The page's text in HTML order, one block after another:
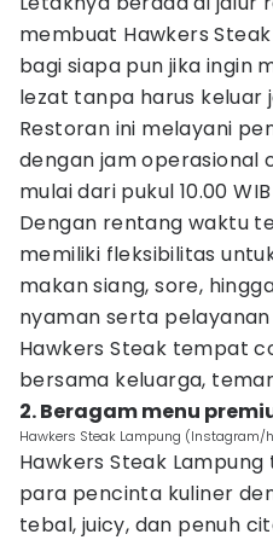
membuat Hawkers
bagi siapa pun jika ingin
lezat tanpa harus keluar
Restoran ini melayani
dengan jam operasional
mulai dari pukul 10.00
Dengan rentang waktu
memiliki fleksibilitas
makan siang, sore,
nyaman serta
Hawkers Steak tempat
bersama keluarga,
2. Beragam menu
Hawkers Steak Lampung
Hawkers Steak
para pencinta kuliner
tebal, juicy, dan penuh